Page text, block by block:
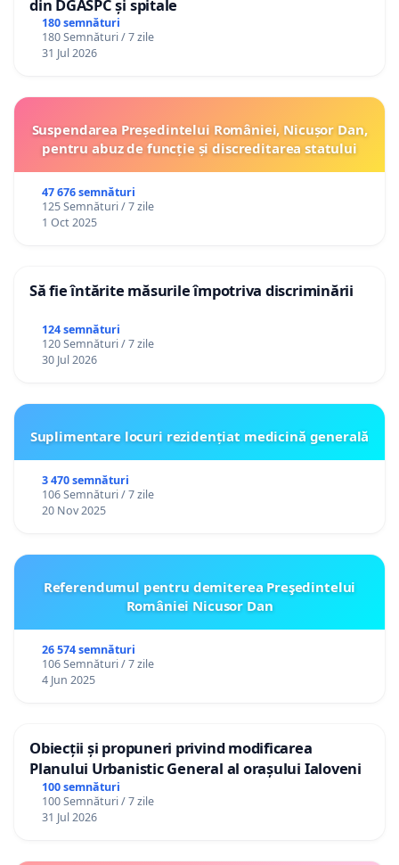
din DGASPC și spitale
180 semnături
180 Semnături / 7 zile
31 Jul 2026
Suspendarea Președintelui României, Nicușor Dan,
pentru abuz de funcție și discreditarea statului
47 676 semnături
125 Semnături / 7 zile
1 Oct 2025
Să fie întărite măsurile împotriva discriminării
124 semnături
120 Semnături / 7 zile
30 Jul 2026
Suplimentare locuri rezidențiat medicină generală
3 470 semnături
106 Semnături / 7 zile
20 Nov 2025
Referendumul pentru demiterea Preşedintelui
României Nicusor Dan
26 574 semnături
106 Semnături / 7 zile
4 Jun 2025
Obiecții și propuneri privind modificarea
Planului Urbanistic General al orașului Ialoveni
100 semnături
100 Semnături / 7 zile
31 Jul 2026